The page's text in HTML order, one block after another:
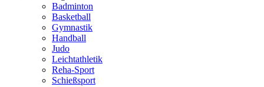
Badminton
Basketball
Gymnastik
Handball
Judo
Leichtathletik
Reha-Sport
Schießsport